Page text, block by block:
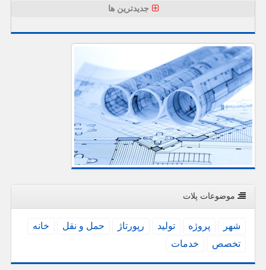
جدیدترین ها
موضوعات پلات
شهر پروژه تولید رپورتاژ حمل و نقل
خانه
تخصص
خدمات